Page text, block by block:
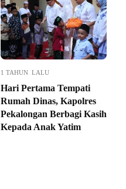
1 TAHUN LALU
Hari Pertama Tempati
Rumah Dinas, Kapolres
Pekalongan Berbagi Kasih
Kepada Anak Yatim